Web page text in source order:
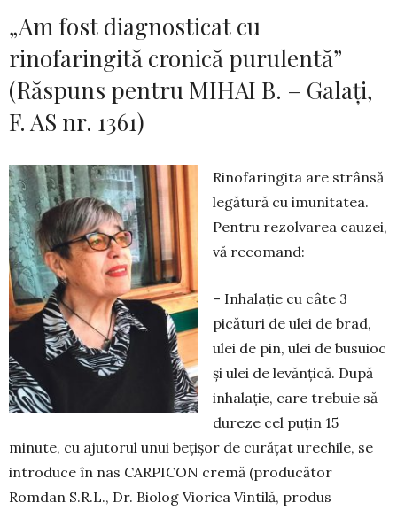
„Am fost diagnosticat cu
rinofaringită cronică purulentă”
(Răspuns pentru MIHAI B. – Galați,
F. AS nr. 1361)
Rinofaringita are strânsă
legătură cu imunitatea.
Pentru rezolvarea cauzei,
vă recomand:
– Inhalație cu câte 3
picături de ulei de brad,
ulei de pin, ulei de busuioc
și ulei de levănțică. După
inhalație, care trebuie să
dureze cel puțin 15
minute, cu ajutorul unui bețișor de curățat urechile, se
intro­duce în nas CARPICON cremă (producător
Romdan S.R.L., Dr. Biolog Viorica Vintilă, pro­dus